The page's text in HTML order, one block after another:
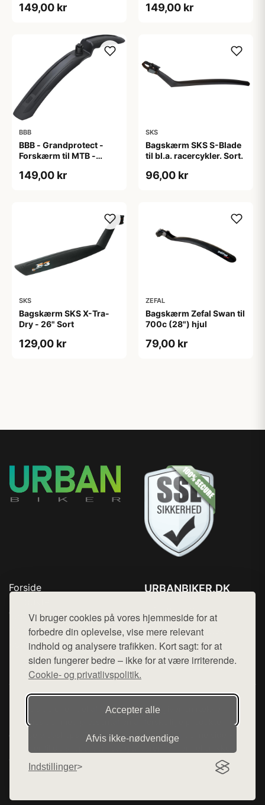
Vi bruger cookies på vores hjemmeside for at
forbedre din oplevelse, vise mere relevant
indhold og analysere trafikken. Kort sagt: for at
siden fungerer bedre – ikke for at være irriterende.
Cookie- og privatlivspolitik.
Accepter alle
Afvis ikke‑nødvendige
Indstillinger
149,00 kr 149,00 kr
BBB
BBB - Grandprotect -
Forskærm til MTB -
149,00 kr
SKS
Bagskærm SKS S-Blade
til bl.a. racercykler. Sort.
96,00 kr
SKS
Bagskærm SKS X-Tra-
Dry - 26" Sort
129,00 kr
ZEFAL
Bagskærm Zefal Swan til
700c (28") hjul
79,00 kr
Forside
Top Rabatter
Blog
Kontakt
URBANBIKER.DK
Mail: hej@want.dk
Cookie- og privatlivspolitik
Denne side er en del af want.dk, der udgiver en række
hjemmesider med præsentation af forskellige produkter fra
diverse webshops. Der sælges ikke varer fra denne side - vi
varerne på lager.